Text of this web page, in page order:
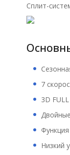
Сплит-
7
3D
Низкий